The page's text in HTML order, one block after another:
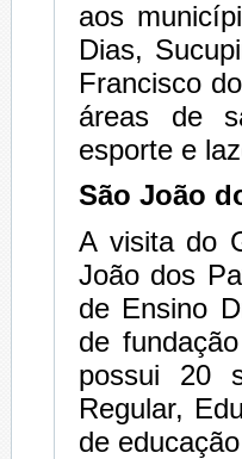
aos
Dias,
Francisco
áreas de
esporte e
São João
A visita do
João dos
de Ensino
de
possui 20
Regular,
de